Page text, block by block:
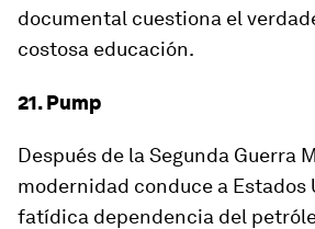
documental cuestiona el
costosa educación.
21. Pump
Después de la Segunda Guerra
modernidad conduce a Estados
fatídica dependencia del